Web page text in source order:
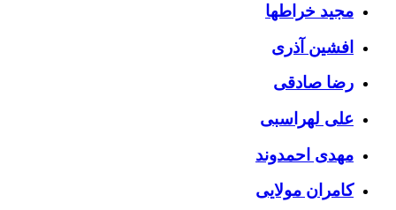
مجید خراطها
افشین آذری
رضا صادقی
علی لهراسبی
مهدی احمدوند
کامران مولایی